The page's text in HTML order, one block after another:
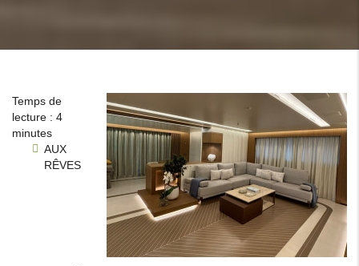
Temps de
lecture : 4
minutes
AUX
RÊVES